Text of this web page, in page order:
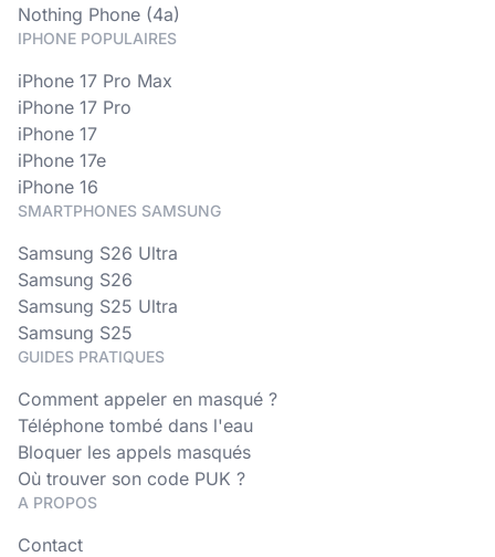
Nothing Phone (4a)
IPHONE POPULAIRES
iPhone 17 Pro Max
iPhone 17 Pro
iPhone 17
iPhone 17e
iPhone 16
SMARTPHONES SAMSUNG
Samsung S26 Ultra
Samsung S26
Samsung S25 Ultra
Samsung S25
GUIDES PRATIQUES
Comment appeler en masqué ?
Téléphone tombé dans l'eau
Bloquer les appels masqués
Où trouver son code PUK ?
A PROPOS
Contact